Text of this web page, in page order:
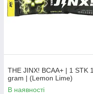
THE JINX! BCAA+ | 1 STK
gram | (Lemon Lime)
В наявності